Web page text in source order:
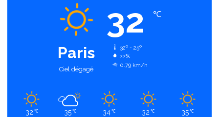
Paris
Ciel dégagé
32 ℃
32º - 25º
22%
0.79 km/h
32 ℃ 35 ℃ 34 ℃ 32 ℃ 35 ℃